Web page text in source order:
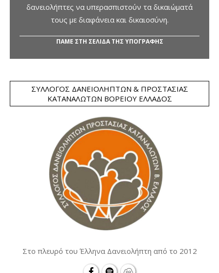
δανειολήπτες να υπερασπιστούν τα δικαιώματά
τους με διαφάνεια και δικαιοσύνη.
ΠΑΜΕ ΣΤΗ ΣΕΛΙΔΑ ΤΗΣ ΥΠΟΓΡΑΦΗΣ
ΣΎΛΛΟΓΟΣ ΔΑΝΕΙΟΛΗΠΤΏΝ & ΠΡΟΣΤΑΣΊΑΣ
ΚΑΤΑΝΑΛΩΤΏΝ ΒΟΡΕΊΟΥ ΕΛΛΆΔΟΣ
Στο πλευρό του Έλληνα Δανειολήπτη από το 2012